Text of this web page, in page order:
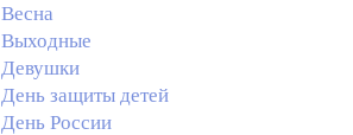
Весна
Выходные
Девушки
День защиты детей
День России